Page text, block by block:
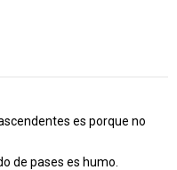
es porque no
de pases es humo.